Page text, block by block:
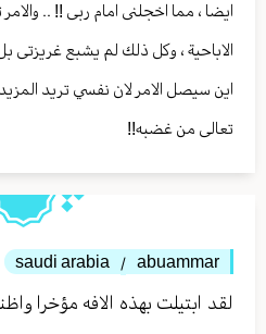
ايضا ، مما اخجلنى امام ربى !! ..
الاباحية ، وكل ذلك لم يشبع غريزتى
اين سيصل الامر لان نفسي تريد
تعالى من غضبه!!
abuammar
/
saudi arabia
لقد ابتيلت بهذه الافه مؤخرا